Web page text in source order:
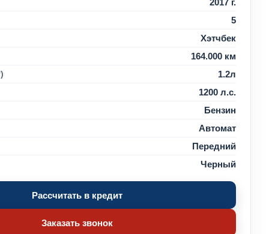
2017 г.
5
Хэтчбек
164.000 км
1.2л
1200 л.с.
Бензин
Автомат
Передний
Черный
Рассчитать в кредит
Заказать звонок